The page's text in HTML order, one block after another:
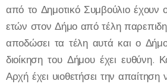
από το Δημοτικό Συμβούλιο έχουν
ετών στον Δήμο από τέλη
αποδώσει τα τέλη αυτά και ο
διοίκηση του Δήμου έχει ευθύνη.
Αρχή έχει υιοθετήσει την